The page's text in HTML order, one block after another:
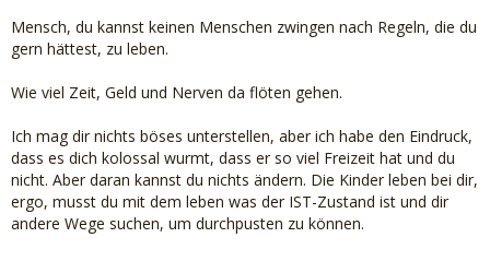
Mensch, du kannst keinen Menschen zwingen nach Regeln, die du
gern hättest, zu leben.
Wie viel Zeit, Geld und Nerven da flöten gehen.
Ich mag dir nichts böses unterstellen, aber ich habe den Eindruck,
dass es dich kolossal wurmt, dass er so viel Freizeit hat und du
nicht. Aber daran kannst du nichts ändern. Die Kinder leben bei dir,
ergo, musst du mit dem leben was der IST-Zustand ist und dir
andere Wege suchen, um durchpusten zu können.